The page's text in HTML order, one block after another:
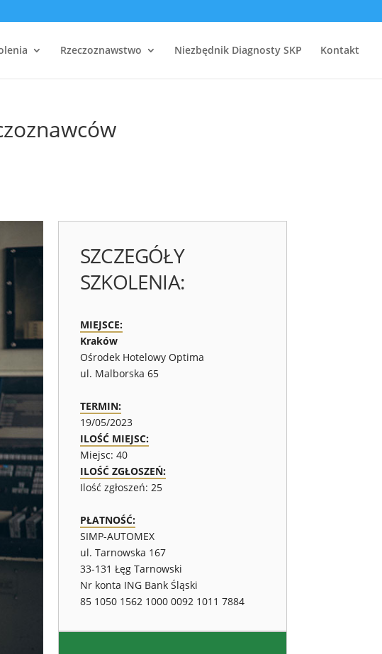
Rzeczoznawstwo Niezbędnik Diagnosty SKP Kontakt
SZCZEGÓŁY
SZKOLENIA:
MIEJSCE:
Kraków
Ośrodek Hotelowy Optima
ul. Malborska 65
TERMIN:
19/05/2023
ILOŚĆ MIEJSC:
Miejsc: 40
ILOŚĆ ZGŁOSZEŃ:
Ilość zgłoszeń: 25
PŁATNOŚĆ:
SIMP-AUTOMEX
ul. Tarnowska 167
33-131 Łęg Tarnowski
Nr konta ING Bank Śląski
85 1050 1562 1000 0092 1011 7884